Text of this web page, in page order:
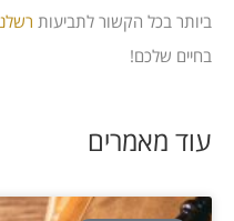
ביותר בכל הקשור לתביעות
בחיים שלכם!
עוד מאמרים